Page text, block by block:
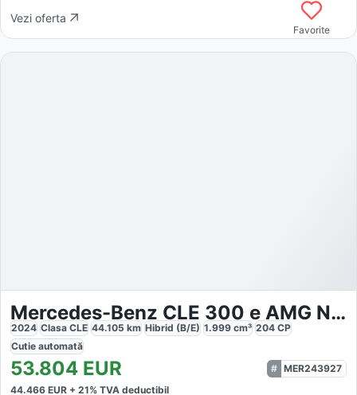
Vezi oferta
Favorite
Mercedes-Benz CLE 300 e AMG NIGHT PANO AHK BURMESTER MEMORY
2024 Clasa CLE 44.105 km Hibrid (B/E) 1.999 cm³ 204 CP
Cutie automată
53.804 EUR
MER243927
44.466 EUR + 21% TVA deductibil